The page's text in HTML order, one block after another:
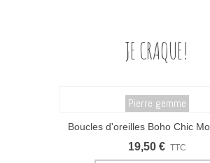
JE CRAQUE!
Pierre gemme
Boucles d'oreilles Boho Chic
19,50 € TTC